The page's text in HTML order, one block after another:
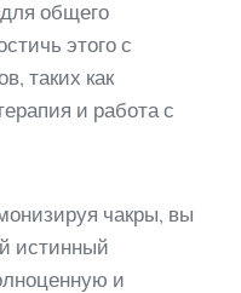
общего
этого с
таких как
и работа с
чакры, вы
истинный
и